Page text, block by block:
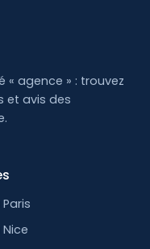
« agence » : trouvez
et avis des